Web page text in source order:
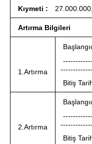
Kıymeti :
Artırma Bilgileri
1.Artırma
Bitiş
2.Artırma
Bitiş